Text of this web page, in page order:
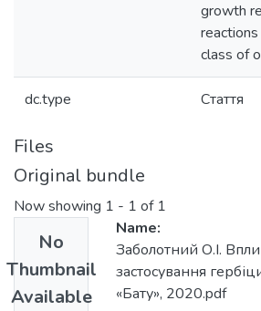
growth
class of
dc.type Стаття
Files
Original bundle
Now showing 1 - 1 of 1
No
Thumbnail
Available
Name:
Заболотний О.І.
застосування
«Бату», 2020.pdf